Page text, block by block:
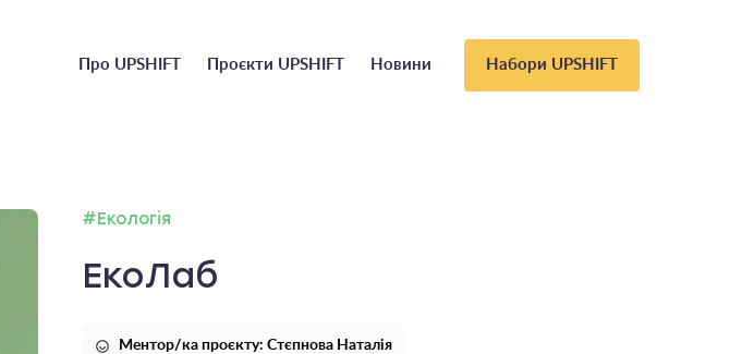
Головне
Про UPSHIFT Проєкти UPSHIFT Новини Набори UPSHIFT
#Екологія
ЕкоЛаб
Ментор/ка проєкту: Стєпнова Наталія